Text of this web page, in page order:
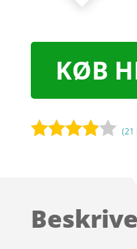
KØB
på
(21